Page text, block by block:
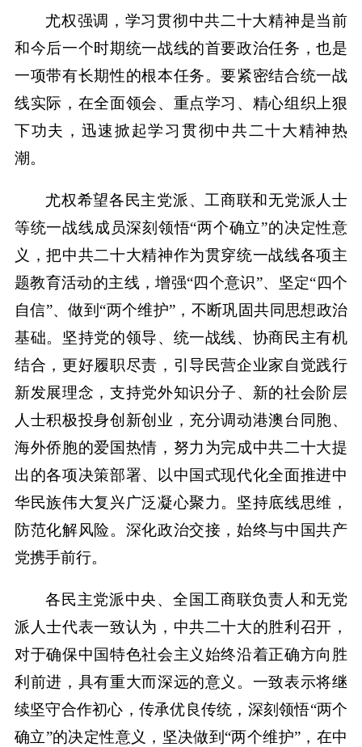
尤权强调，学习贯彻中共二十大精神是当前
和今后一个时期统一战线的首要政治任务，也是
一项带有长期性的根本任务。要紧密结合统一战
线实际，在全面领会、重点学习、精心组织上狠
下功夫，迅速掀起学习贯彻中共二十大精神热
潮。
尤权希望各民主党派、工商联和无党派人士
等统一战线成员深刻领悟“两个确立”的决定性意
义，把中共二十大精神作为贯穿统一战线各项主
题教育活动的主线，增强“四个意识”、坚定“四个
自信”、做到“两个维护”，不断巩固共同思想政治
基础。坚持党的领导、统一战线、协商民主有机
结合，更好履职尽责，引导民营企业家自觉践行
新发展理念，支持党外知识分子、新的社会阶层
人士积极投身创新创业，充分调动港澳台同胞、
海外侨胞的爱国热情，努力为完成中共二十大提
出的各项决策部署、以中国式现代化全面推进中
华民族伟大复兴广泛凝心聚力。坚持底线思维，
防范化解风险。深化政治交接，始终与中国共产
党携手前行。
各民主党派中央、全国工商联负责人和无党
派人士代表一致认为，中共二十大的胜利召开，
对于确保中国特色社会主义始终沿着正确方向胜
利前进，具有重大而深远的意义。一致表示将继
续坚守合作初心，传承优良传统，深刻领悟“两个
确立”的决定性意义，坚决做到“两个维护”，在中